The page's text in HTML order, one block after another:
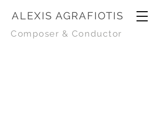
ALEXIS AGRAFIOTIS
Composer & Conductor